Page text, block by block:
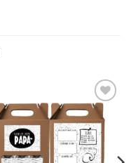
Add to
Wishlist